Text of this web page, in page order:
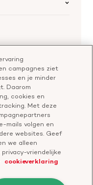
Bezoek
campagnes ziet
en je minder
Daarom
cookies en
Met deze
mails volgen en
websites. Geef
we alleen
vriendelijke
cookieverklaring